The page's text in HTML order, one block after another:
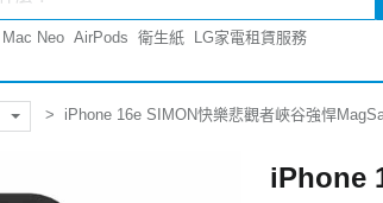
Mac Neo AirPods 衛生紙 LG家電租賃服務
iPhone 16e SIMON快樂悲觀者峽谷強悍
iPhone